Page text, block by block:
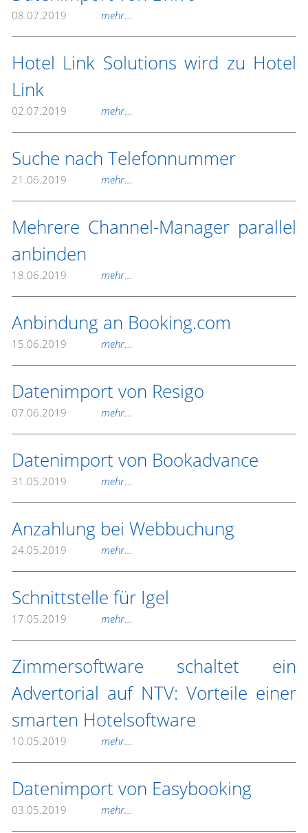
08.07.2019 mehr...
Hotel Link Solutions wird zu Hotel
Link
02.07.2019 mehr...
Suche nach Telefonnummer
21.06.2019 mehr...
Mehrere Channel-Manager parallel
anbinden
18.06.2019 mehr...
Anbindung an Booking.com
15.06.2019 mehr...
Datenimport von Resigo
07.06.2019 mehr...
Datenimport von Bookadvance
31.05.2019 mehr...
Anzahlung bei Webbuchung
24.05.2019 mehr...
Schnittstelle für Igel
17.05.2019 mehr...
Zimmersoftware schaltet ein
Advertorial auf NTV: Vorteile einer
smarten Hotelsoftware
10.05.2019 mehr...
Datenimport von Easybooking
03.05.2019 mehr...